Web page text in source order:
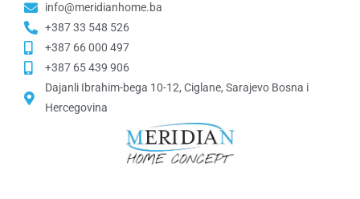
info@meridianhome.ba
+387 33 548 526
+387 66 000 497
+387 65 439 906
Dajanli Ibrahim-bega 10-12, Ciglane, Sarajevo Bosna i
Hercegovina​